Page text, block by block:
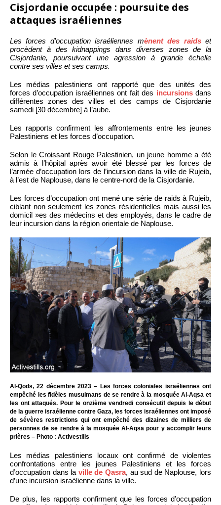
Cisjordanie occupée : poursuite des
attaques israéliennes
Les forces d’occupation israéliennes mènent des raidset
procèdent à des kidnappings dans diverses zones de la
Cisjordanie, poursuivant une agression à grande échelle
contre ses villes et ses camps.
Les médias palestiniens ont rapporté que des unités des
forces d’occupation israéliennes ont fait des incursionsdans
différentes zones des villes et des camps de Cisjordanie
samedi [30 décembre] à l’aube.
Les rapports confirment les affrontements entre les jeunes
Palestiniens et les forces d’occupation.
Selon le Croissant Rouge Palestinien, un jeune homme a été
admis à l’hôpital après avoir été blessé par les forces de
l’armée d’occupation lors de l’incursion dans la ville de Rujeib,
à l’est de Naplouse, dans le centre-nord de la Cisjordanie.
Les forces d’occupation ont mené une série de raids à Rujeib,
ciblant non seulement les zones résidentielles mais aussi les
domicil »es des médecins et des employés, dans le cadre de
leur incursion dans la région orientale de Naplouse.
Al-Qods, 22 décembre 2023 – Les forces coloniales israéliennes ont
empêché les fidèles musulmans de se rendre à la mosquée Al-Aqsa et
les ont attaqués. Pour le onzième vendredi consécutif depuis le début
de la guerre israélienne contre Gaza, les forces israéliennes ont imposé
de sévères restrictions qui ont empêché des dizaines de milliers de
personnes de se rendre à la mosquée Al-Aqsa pour y accomplir leurs
prières – Photo : Activestills
Les médias palestiniens locaux ont confirmé de violentes
confrontations entre les jeunes Palestiniens et les forces
d’occupation dans la ville de Qasra, au sud de Naplouse, lors
d’une incursion israélienne dans la ville.
De plus, les rapports confirment que les forces d’occupation